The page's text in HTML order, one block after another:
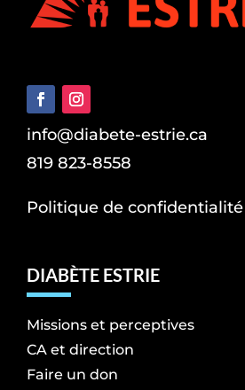
info@diabete-estrie.ca
819 823-8558
Politique de confidentialité
DIABÈTE ESTRIE
Missions et perceptives
CA et direction
Faire un don